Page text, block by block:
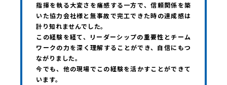
指揮を執る大変さを痛感する一方で、信頼関係を築
いた協力会社様と無事故で完工できた時の達成感は
計り知れませんでした。
この経験を経て、リーダーシップの重要性とチーム
ワークの力を深く理解することができ、自信にもつ
ながりました。
今でも、他の現場でこの経験を活かすことができて
います。